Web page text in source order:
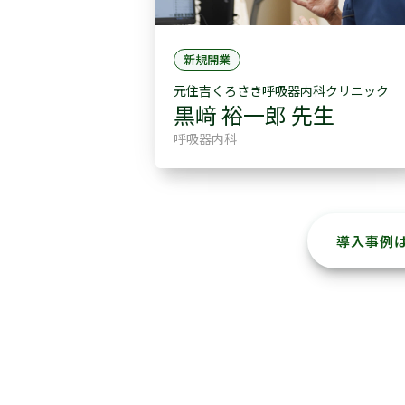
新規開業
元住吉くろさき呼吸器内科クリニック
黒﨑 裕一郎 先生
呼吸器内科
導入事例